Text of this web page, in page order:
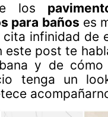
los
para baños es
cita infinidad de
este post te
y de cómo
tenga un